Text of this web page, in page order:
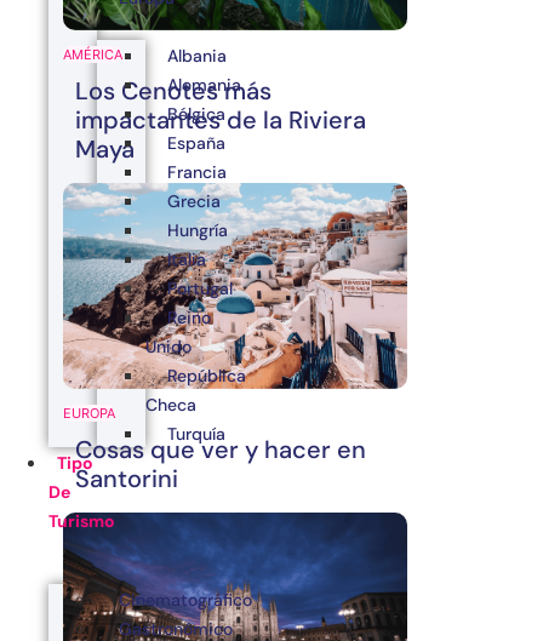
AMÉRICA
Los Cenotes más
impactantes de la Riviera
Maya
EUROPA
Cosas que ver y hacer en
Santorini
Albania
Alemania
Bélgica
España
Francia
Grecia
Hungría
Italia
Portugal
Reino
Unido
República
Checa
Turquía
Tipo
De
Turismo
Cinematográfico
Gastronómico